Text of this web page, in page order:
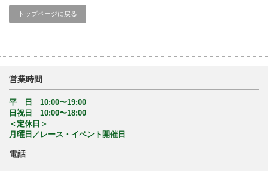
トップページに戻る
営業時間
平 日 10:00〜19:00
日祝日 10:00〜18:00
＜定休日＞
月曜日／レース・イベント開催日
電話